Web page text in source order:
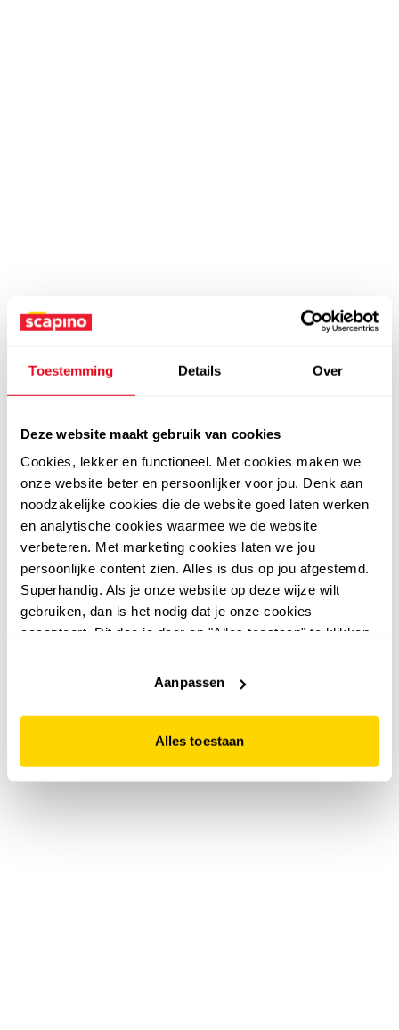
Toestemming Details Over
Deze website maakt gebruik van cookies
Cookies, lekker en functioneel. Met cookies maken we
onze website beter en persoonlijker voor jou. Denk aan
noodzakelijke cookies die de website goed laten werken
en analytische cookies waarmee we de website
verbeteren. Met marketing cookies laten we jou
persoonlijke content zien. Alles is dus op jou afgestemd.
Superhandig. Als je onze website op deze wijze wilt
gebruiken, dan is het nodig dat je onze cookies
accepteert. Dit doe je door op "Alles toestaan" te klikken.
website niet optimaal functioneert.
Aanpassen
Alles toestaan